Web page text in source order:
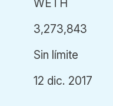
WETH
3,273,843
Sin límite
12 dic. 2017